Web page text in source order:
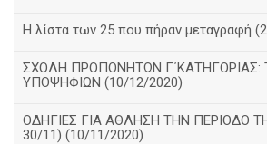
Η λίστα των 25 που πήραν μεταγραφή
ΣΧΟΛΗ ΠΡΟΠΟΝΗΤΩΝ
ΥΠΟΨΗΦΙΩΝ (10/12/2020)
ΟΔΗΓΙΕΣ ΓΙΑ ΑΘΛΗΣΗ ΤΗΝ ΠΕΡΙΟΔΟ
30/11) (10/11/2020)